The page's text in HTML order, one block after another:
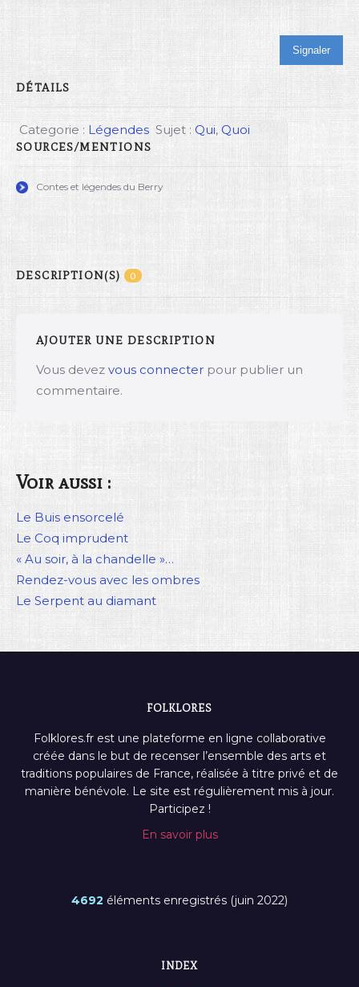
Signaler
DÉTAILS
Categorie : Légendes Sujet : Qui, Quoi
SOURCES/MENTIONS
Contes et légendes du Berry
DESCRIPTION(S) 0
AJOUTER UNE DESCRIPTION
Vous devez vous connecter pour publier un
commentaire.
Voir aussi :
Le Buis ensorcelé
Le Coq imprudent
« Au soir, à la chandelle »…
Rendez-vous avec les ombres
Le Serpent au diamant
FOLKLORES
Folklores.fr est une plateforme en ligne collaborative
créée dans le but de recenser l’ensemble des arts et
traditions populaires de France, réalisée à titre privé et de
manière bénévole. Le site est régulièrement mis à jour.
Participez !
En savoir plus
4692 éléments enregistrés (juin 2022)
INDEX